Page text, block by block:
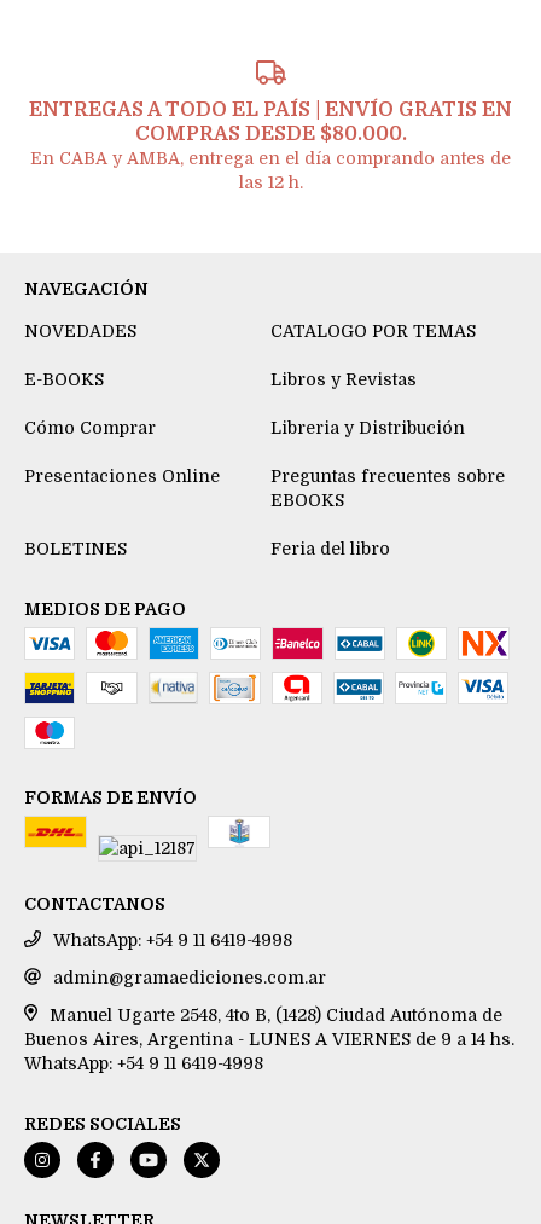
ENTREGAS A TODO EL PAÍS | ENVÍO GRATIS EN
COMPRAS DESDE $80.000.
En CABA y AMBA, entrega en el día comprando antes de
las 12 h.
NAVEGACIÓN
NOVEDADES CATALOGO POR TEMAS
E-BOOKS Libros y Revistas
Cómo Comprar Libreria y Distribución
Presentaciones Online
Preguntas frecuentes sobre
EBOOKS
BOLETINES Feria del libro
MEDIOS DE PAGO
FORMAS DE ENVÍO
CONTACTANOS
WhatsApp: +54 9 11 6419-4998
admin@gramaediciones.com.ar
Manuel Ugarte 2548, 4to B, (1428) Ciudad Autónoma de
Buenos Aires, Argentina - LUNES A VIERNES de 9 a 14 hs.
WhatsApp: +54 9 11 6419-4998
REDES SOCIALES